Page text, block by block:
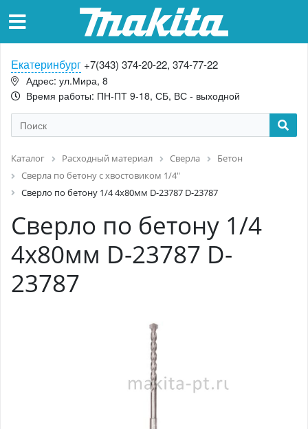
Екатеринбург +7(343) 374-20-22, 374-77-22
Адрес: ул.Мира, 8
Время работы: ПН-ПТ 9-18, СБ, ВС - выходной
Каталог Расходный материал Сверла
Бетон
Сверла по бетону с хвостовиком 1/4"
Сверло по бетону 1/4 4x80мм D-23787 D-23787
Сверло по бетону 1/4
4x80мм D-23787 D-
23787